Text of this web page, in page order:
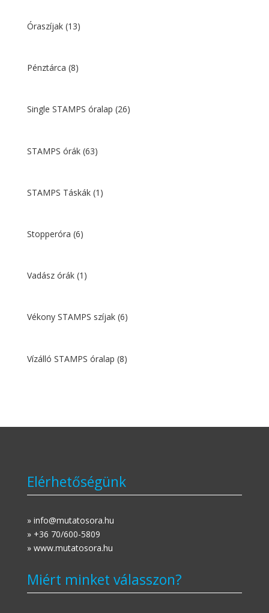
Óraszíjak (13)
Pénztárca (8)
Single STAMPS óralap (26)
STAMPS órák (63)
STAMPS Táskák (1)
Stopperóra (6)
Vadász órák (1)
Vékony STAMPS szíjak (6)
Vízálló STAMPS óralap (8)
Elérhetőségünk
» info@mutatosora.hu
» +36 70/600-5809
» www.mutatosora.hu
Miért minket válasszon?